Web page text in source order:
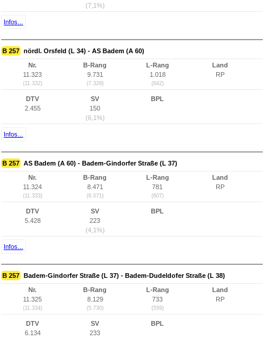
(7,1%)
Infos...
B 257 nördl. Orsfeld (L 34) - AS Badem (A 60)
Nr.
11.323
(11.332)
B-Rang
9.731
(7.329)
L-Rang
1.018
(842)
Land
RP
DTV
2.455
SV
150
(6,1%)
BPL
Infos...
B 257 AS Badem (A 60) - Badem-Gindorfer Straße (L 37)
Nr.
11.324
(11.333)
B-Rang
8.471
(6.071)
L-Rang
781
(607)
Land
RP
DTV
5.428
SV
223
(4,1%)
BPL
Infos...
B 257 Badem-Gindorfer Straße (L 37) - Badem-Dudeldofer Straße (L 38)
Nr.
11.325
(11.334)
B-Rang
8.129
(5.730)
L-Rang
733
(559)
Land
RP
DTV
6.134
SV
233
BPL